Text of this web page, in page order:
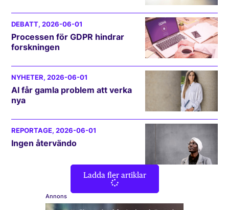
DEBATT, 2026-06-01
Processen för GDPR hindrar
forskningen
NYHETER, 2026-06-01
AI får gamla problem att verka
nya
REPORTAGE, 2026-06-01
Ingen återvändo
Ladda fler artiklar
Annons